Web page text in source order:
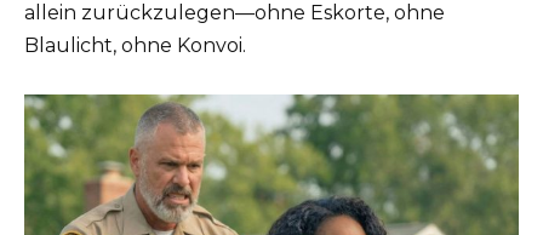
allein zurückzulegen—ohne Eskorte, ohne
Blaulicht, ohne Konvoi.